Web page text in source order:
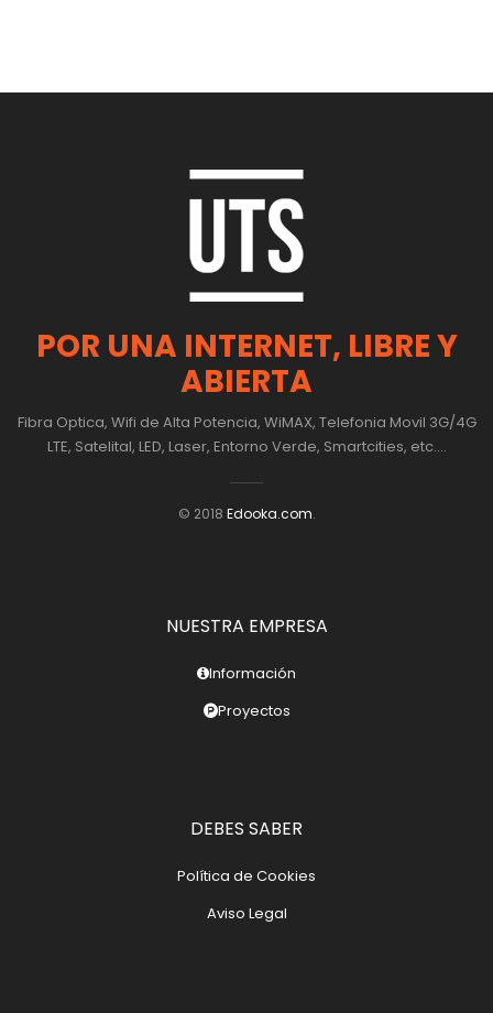
POR UNA INTERNET, LIBRE Y
ABIERTA
Fibra Optica, Wifi de Alta Potencia, WiMAX, Telefonia Movil 3G/4G
LTE, Satelital, LED, Laser, Entorno Verde, Smartcities, etc....
© 2018 Edooka.com.
NUESTRA EMPRESA
Información
Proyectos
DEBES SABER
Política de Cookies
Aviso Legal